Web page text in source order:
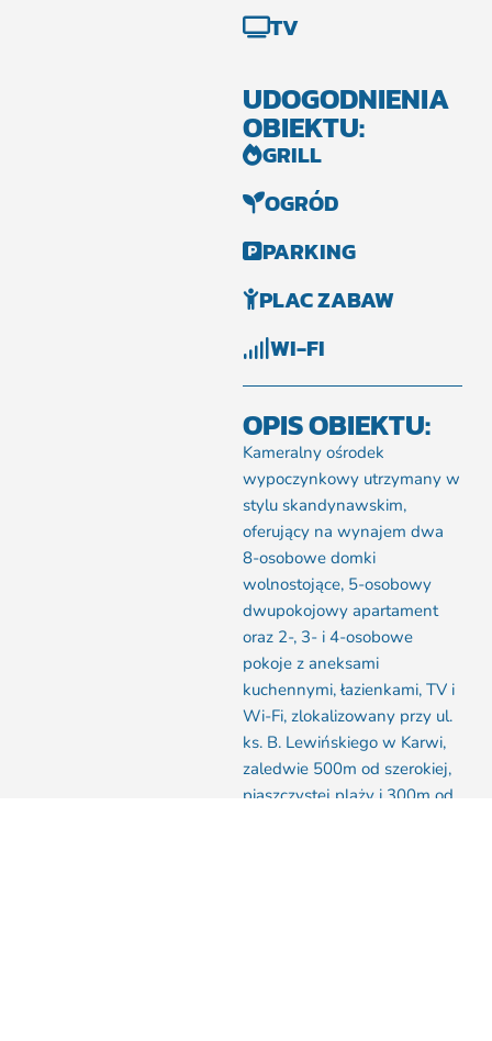
TV
UDOGODNIENIA
OBIEKTU:
GRILL
OGRÓD
PARKING
PLAC ZABAW
WI-FI
OPIS OBIEKTU:
Kameralny ośrodek
wypoczynkowy utrzymany w
stylu skandynawskim,
oferujący na wynajem dwa
8-osobowe domki
wolnostojące, 5-osobowy
dwupokojowy apartament
oraz 2-, 3- i 4-osobowe
pokoje z aneksami
kuchennymi, łazienkami, TV i
Wi-Fi, zlokalizowany przy ul.
ks. B. Lewińskiego w Karwi,
zaledwie 500m od szerokiej,
piaszczystej plaży i 300m od